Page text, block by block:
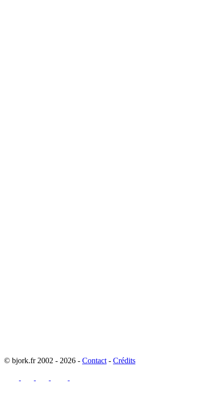
© bjork.fr 2002 - 2026 - Contact - Crédits